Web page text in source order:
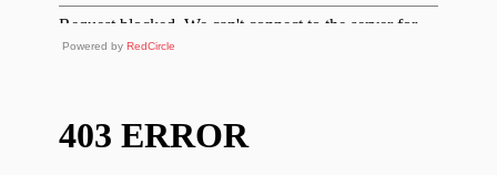
Powered by RedCircle